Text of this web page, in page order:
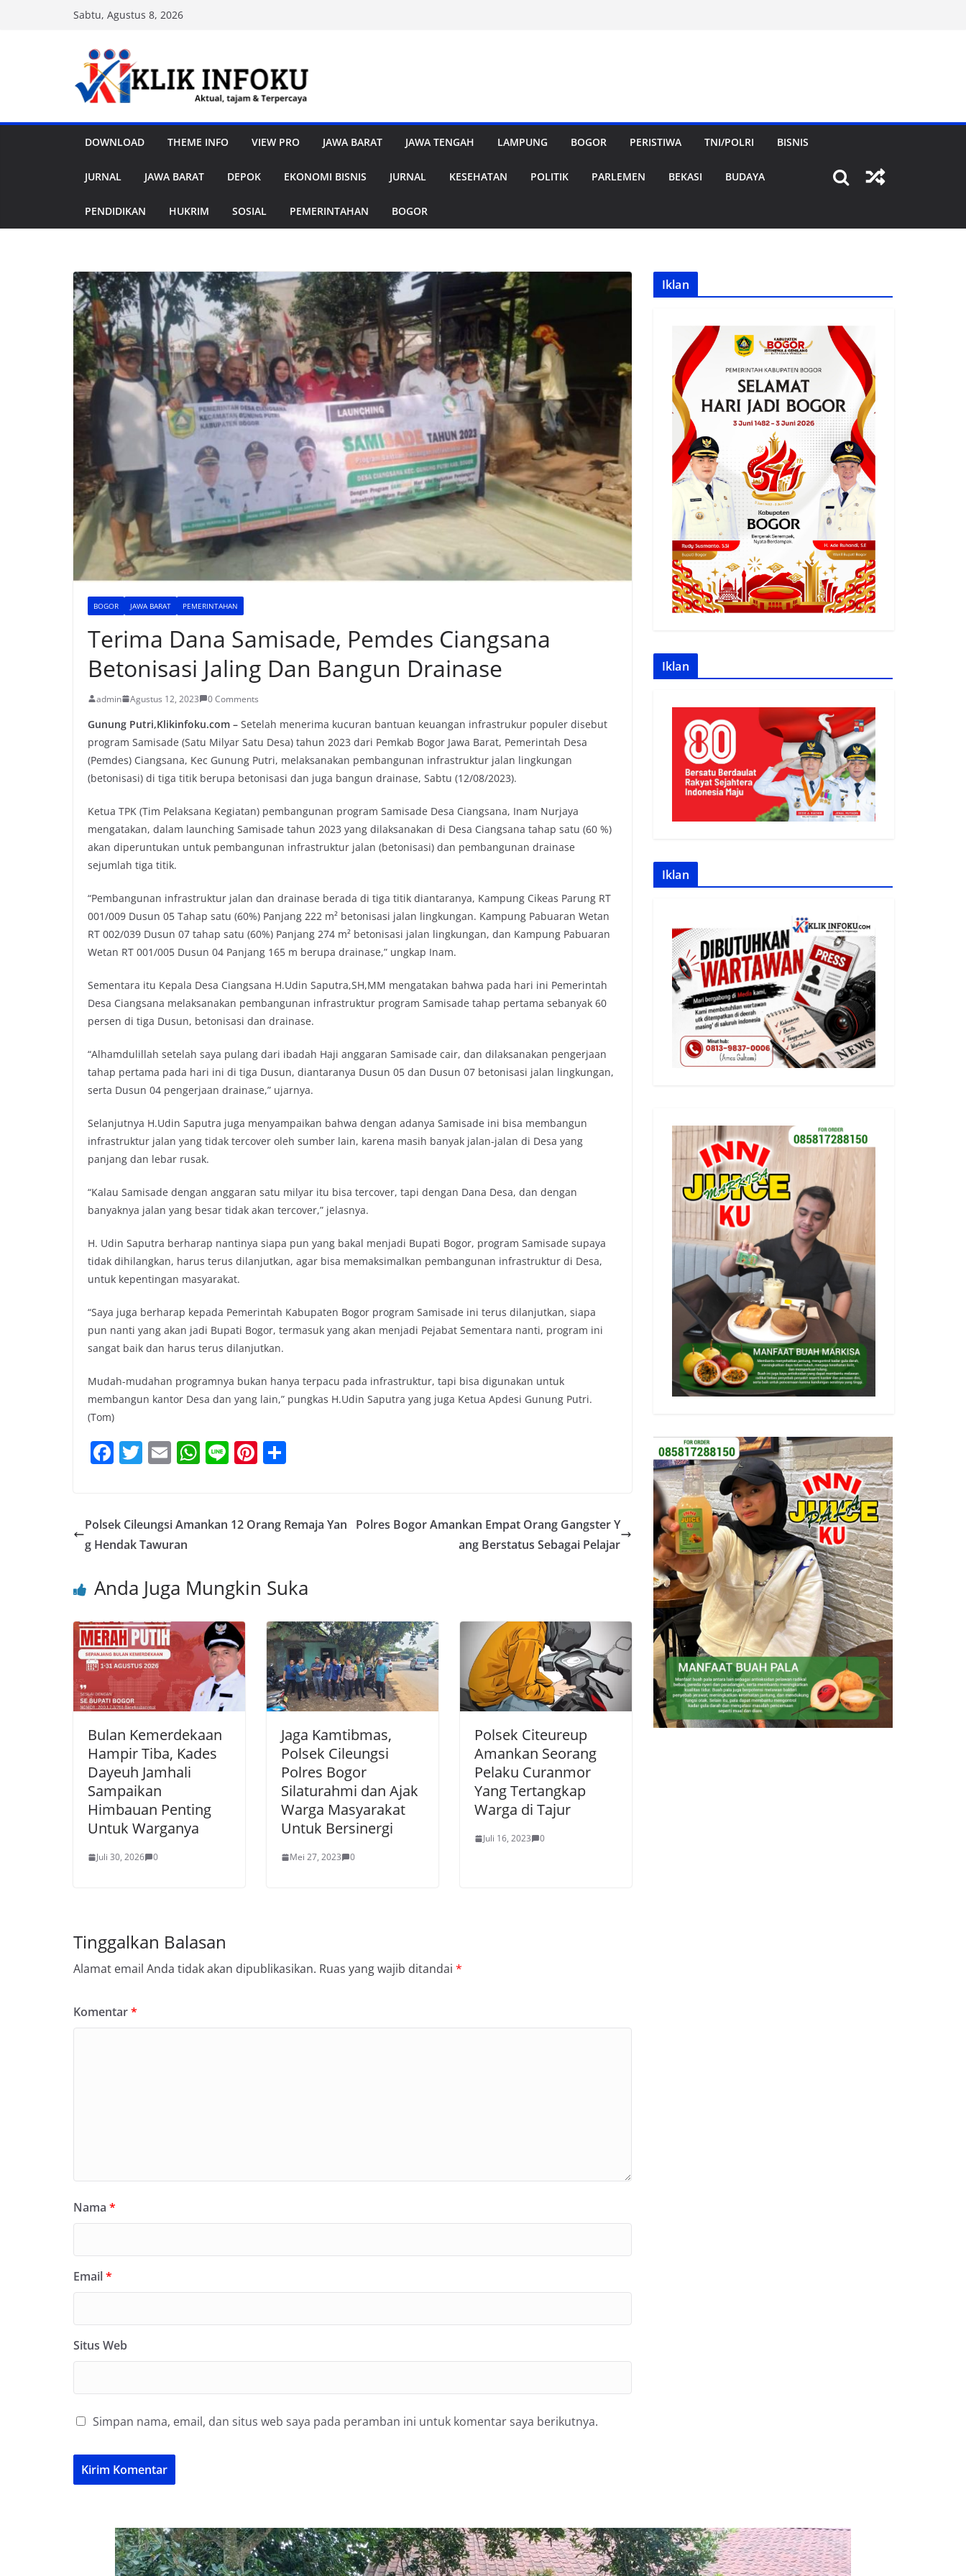
Sabtu, Agustus 8, 2026
DOWNLOAD THEME INFO VIEW PRO JAWA BARAT JAWA TENGAH LAMPUNG BOGOR PERISTIWA TNI/POLRI BISNIS
JURNAL JAWA BARAT DEPOK EKONOMI BISNIS JURNAL KESEHATAN POLITIK PARLEMEN BEKASI BUDAYA
PENDIDIKAN HUKRIM SOSIAL PEMERINTAHAN BOGOR
BOGOR JAWA BARAT PEMERINTAHAN
Terima Dana Samisade, Pemdes Ciangsana
Betonisasi Jaling Dan Bangun Drainase
admin Agustus 12, 2023 0 Comments
Gunung Putri,Klikinfoku.com – Setelah menerima kucuran bantuan keuangan infrastrukur populer disebut
program Samisade (Satu Milyar Satu Desa) tahun 2023 dari Pemkab Bogor Jawa Barat, Pemerintah Desa
(Pemdes) Ciangsana, Kec Gunung Putri, melaksanakan pembangunan infrastruktur jalan lingkungan
(betonisasi) di tiga titik berupa betonisasi dan juga bangun drainase, Sabtu (12/08/2023).
Ketua TPK (Tim Pelaksana Kegiatan) pembangunan program Samisade Desa Ciangsana, Inam Nurjaya
mengatakan, dalam launching Samisade tahun 2023 yang dilaksanakan di Desa Ciangsana tahap satu (60 %)
akan diperuntukan untuk pembangunan infrastruktur jalan (betonisasi) dan pembangunan drainase
sejumlah tiga titik.
“Pembangunan infrastruktur jalan dan drainase berada di tiga titik diantaranya, Kampung Cikeas Parung RT
001/009 Dusun 05 Tahap satu (60%) Panjang 222 m² betonisasi jalan lingkungan. Kampung Pabuaran Wetan
RT 002/039 Dusun 07 tahap satu (60%) Panjang 274 m² betonisasi jalan lingkungan, dan Kampung Pabuaran
Wetan RT 001/005 Dusun 04 Panjang 165 m berupa drainase,” ungkap Inam.
Sementara itu Kepala Desa Ciangsana H.Udin Saputra,SH,MM mengatakan bahwa pada hari ini Pemerintah
Desa Ciangsana melaksanakan pembangunan infrastruktur program Samisade tahap pertama sebanyak 60
persen di tiga Dusun, betonisasi dan drainase.
“Alhamdulillah setelah saya pulang dari ibadah Haji anggaran Samisade cair, dan dilaksanakan pengerjaan
tahap pertama pada hari ini di tiga Dusun, diantaranya Dusun 05 dan Dusun 07 betonisasi jalan lingkungan,
serta Dusun 04 pengerjaan drainase,” ujarnya.
Selanjutnya H.Udin Saputra juga menyampaikan bahwa dengan adanya Samisade ini bisa membangun
infrastruktur jalan yang tidak tercover oleh sumber lain, karena masih banyak jalan-jalan di Desa yang
panjang dan lebar rusak.
“Kalau Samisade dengan anggaran satu milyar itu bisa tercover, tapi dengan Dana Desa, dan dengan
banyaknya jalan yang besar tidak akan tercover,” jelasnya.
H. Udin Saputra berharap nantinya siapa pun yang bakal menjadi Bupati Bogor, program Samisade supaya
tidak dihilangkan, harus terus dilanjutkan, agar bisa memaksimalkan pembangunan infrastruktur di Desa,
untuk kepentingan masyarakat.
“Saya juga berharap kepada Pemerintah Kabupaten Bogor program Samisade ini terus dilanjutkan, siapa
pun nanti yang akan jadi Bupati Bogor, termasuk yang akan menjadi Pejabat Sementara nanti, program ini
sangat baik dan harus terus dilanjutkan.
Mudah-mudahan programnya bukan hanya terpacu pada infrastruktur, tapi bisa digunakan untuk
membangun kantor Desa dan yang lain,” pungkas H.Udin Saputra yang juga Ketua Apdesi Gunung Putri.
(Tom)
F
e
b
o
k
T
er
E
l
W
s
p
Li Pi
e e
Polsek Cileungsi Amankan 12 Orang Remaja Yan
g Hendak Tawuran
Polres Bogor Amankan Empat Orang Gangster Y
ang Berstatus Sebagai Pelajar
Anda Juga Mungkin Suka
Bulan Kemerdekaan
Hampir Tiba, Kades
Dayeuh Jamhali
Sampaikan
Himbauan Penting
Untuk Warganya
Juli 30, 2026 0
Jaga Kamtibmas,
Polsek Cileungsi
Polres Bogor
Silaturahmi dan Ajak
Warga Masyarakat
Untuk Bersinergi
Mei 27, 2023 0
Polsek Citeureup
Amankan Seorang
Pelaku Curanmor
Yang Tertangkap
Warga di Tajur
Juli 16, 2023 0
Tinggalkan Balasan
Alamat email Anda tidak akan dipublikasikan. Ruas yang wajib ditandai *
Komentar*
Nama *
Email*
Situs Web
Simpan nama, email, dan situs web saya pada peramban ini untuk komentar saya berikutnya.
Iklan
Iklan
Iklan